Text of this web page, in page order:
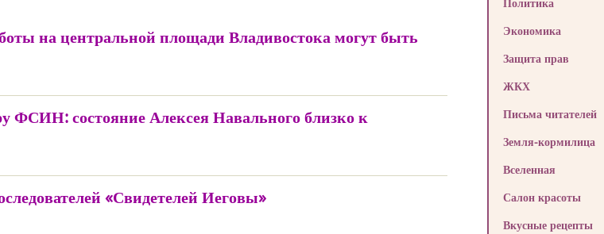
на центральной площади Владивостока могут быть
ФСИН: состояние Алексея Навального близко к
«Свидетелей Иеговы»
Экономика
Защита прав
ЖКХ
Письма читателей
Земля-кормилица
Вселенная
Салон красоты
Вкусные рецепты